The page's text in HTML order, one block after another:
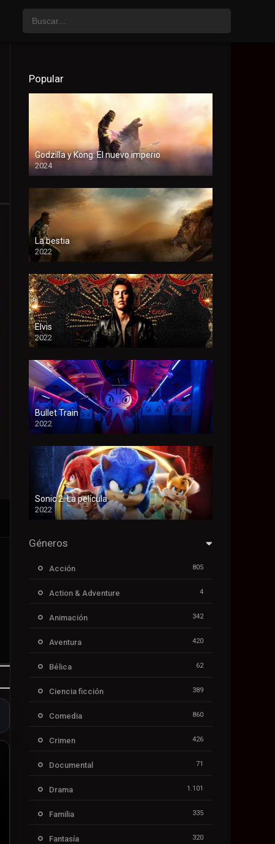
Popular
Godzilla y Kong: El nuevo imperio
2024
HD
La bestia
2022
Elvis
2022
Bullet Train
2022
Sonic 2: La película
2022
Géneros
Acción 805
Action & Adventure 4
Animación 342
Aventura 420
Bélica 62
Ciencia ficción 389
Comedia 860
Crimen 426
Documental 71
Drama 1.101
Familia 335
Fantasía 320